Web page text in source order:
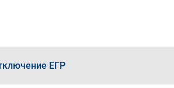
ЕГР